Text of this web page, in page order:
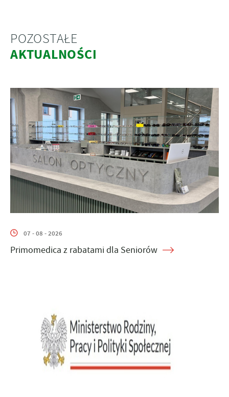
POZOSTAŁE
AKTUALNOŚCI
07 - 08 - 2026
Primomedica z rabatami dla Seniorów